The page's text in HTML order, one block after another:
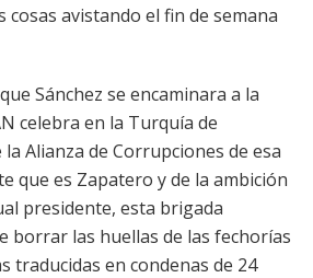
cosas avistando el fin de semana
Sánchez se encaminara a la
celebra en la Turquía de
Alianza de Corrupciones de esa
que es Zapatero y de la ambición
presidente, esta brigada
borrar las huellas de las fechorías
traducidas en condenas de 24